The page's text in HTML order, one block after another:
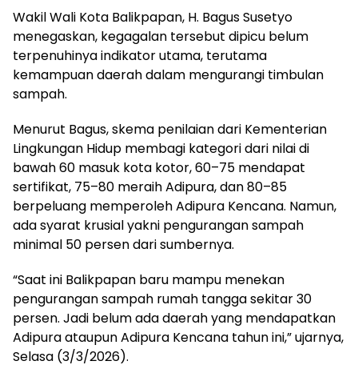
Wakil Wali Kota Balikpapan, H. Bagus Susetyo
menegaskan, kegagalan tersebut dipicu belum
terpenuhinya indikator utama, terutama
kemampuan daerah dalam mengurangi timbulan
sampah.
Menurut Bagus, skema penilaian dari Kementerian
Lingkungan Hidup membagi kategori dari nilai di
bawah 60 masuk kota kotor, 60–75 mendapat
sertifikat, 75–80 meraih Adipura, dan 80–85
berpeluang memperoleh Adipura Kencana. Namun,
ada syarat krusial yakni pengurangan sampah
minimal 50 persen dari sumbernya.
“Saat ini Balikpapan baru mampu menekan
pengurangan sampah rumah tangga sekitar 30
persen. Jadi belum ada daerah yang mendapatkan
Adipura ataupun Adipura Kencana tahun ini,” ujarnya,
Selasa (3/3/2026).